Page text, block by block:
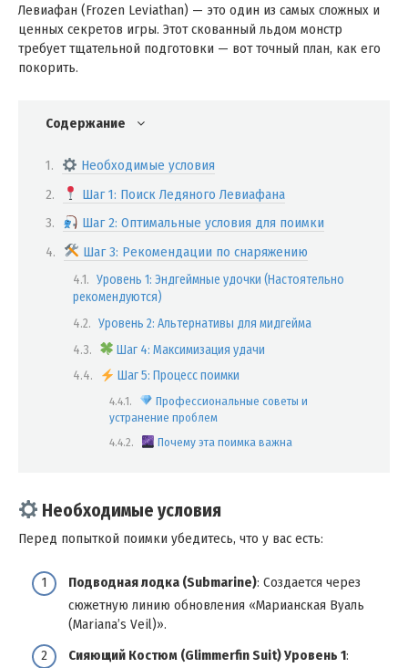
Левиафан (Frozen Leviathan) — это один из самых сложных и
ценных секретов игры. Этот скованный льдом монстр
требует тщательной подготовки — вот точный план, как его
покорить.
Содержание
Необходимые условия
Шаг 1: Поиск Ледяного Левиафана
Шаг 2: Оптимальные условия для поимки
Шаг 3: Рекомендации по снаряжению
Уровень 1: Эндгеймные удочки (Настоятельно
рекомендуются)
Уровень 2: Альтернативы для мидгейма
Шаг 4: Максимизация удачи
Шаг 5: Процесс поимки
Профессиональные советы и
устранение проблем
Почему эта поимка важна
Необходимые условия
Перед попыткой поимки убедитесь, что у вас есть:
Подводная лодка (Submarine): Создается через
сюжетную линию обновления «Марианская Вуаль
(Mariana’s Veil)».
Сияющий Костюм (Glimmerfin Suit) Уровень 1: